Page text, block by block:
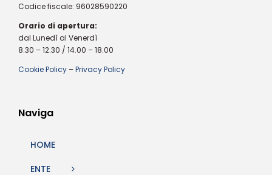
Codice fiscale: 96028590220
Orario di apertura:
dal Lunedì al Venerdì
8.30 – 12.30 / 14.00 – 18.00
Cookie Policy –Privacy Policy
Naviga
HOME
ENTE